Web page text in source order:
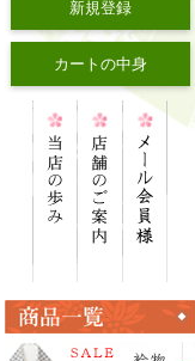
新規登録
カートの中身